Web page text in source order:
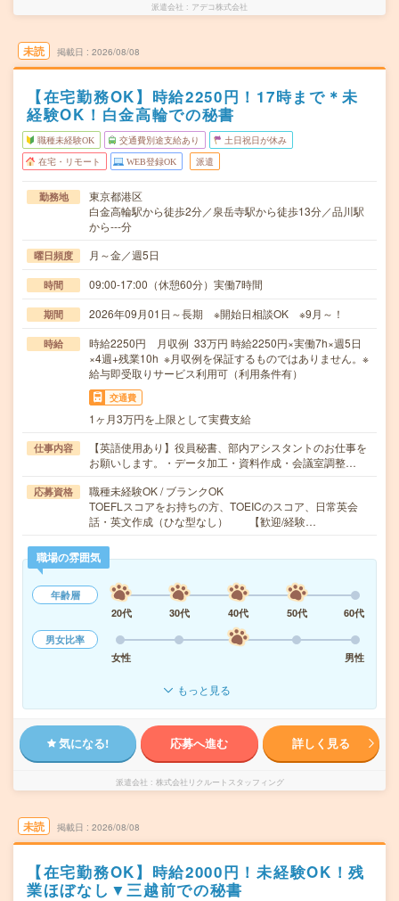
派遣会社 アデコ株式会社
未読 掲載日 2026/08/08
【在宅勤務OK】時給2250円！17時まで＊未
経験OK！白金高輪での秘書
職種未経験OK 交通費別途支給あり 土日祝日が休み
在宅・リモート WEB登録OK 派遣
勤務地
東京都港区
白金高輪駅から徒歩2分／泉岳寺駅から徒歩13分／品川駅
から---分
曜日頻度 月～金／週5日
時間 09:00-17:00（休憩60分）実働7時間
期間 2026年09月01日～長期 ※開始日相談OK ※9月～！
時給
時給2250円 月収例 33万円 時給2250円×実働7h×週5日
×4週+残業10h ※月収例を保証するものではありません。※
給与即受取りサービス利用可（利用条件有）
交通費
1ヶ月3万円を上限として実費支給
仕事内容
【英語使用あり】役員秘書、部内アシスタントのお仕事を
お願いします。・データ加工・資料作成・会議室調整…
応募資格
職種未経験OK / ブランクOK
TOEFLスコアをお持ちの方、TOEICのスコア、日常英会
話・英文作成（ひな型なし） 【歓迎/経験…
職場の雰囲気
年齢層
20代
30代 40代 50代
60代
男女比率
女性
男性
もっと見る
気になる! 応募へ進む 詳しく見る
派遣会社 株式会社リクルートスタッフィング
未読 掲載日 2026/08/08
【在宅勤務OK】時給2000円！未経験OK！残
業ほぼなし▼三越前での秘書